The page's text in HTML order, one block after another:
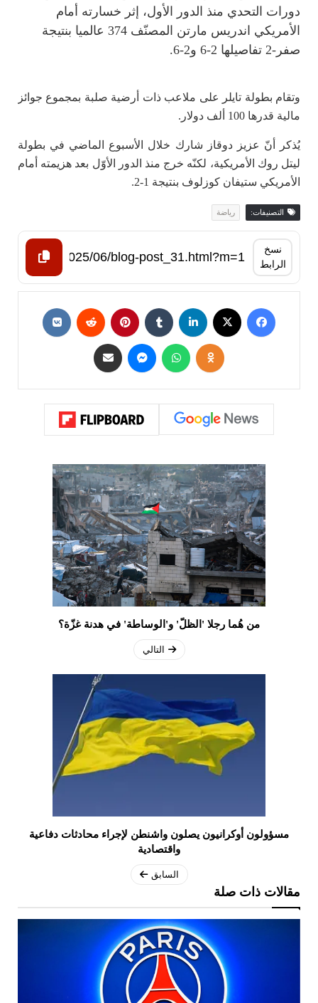
دورات التحدي منذ الدور الأول، إثر خسارته أمام
الأمريكي اندريس مارتن المصنّف 374 عالميا بنتيجة
صفر-2 تفاصيلها 2-6 و2-6.
وتقام بطولة تايلر على ملاعب ذات أرضية صلبة بمجموع جوائز
مالية قدرها 100 ألف دولار.
يُذكر أنّ عزيز دوقاز شارك خلال الأسبوع الماضي في بطولة
ليتل روك الأمريكية، لكنّه خرج منذ الدور الأوّل بعد هزيمته أمام
الأمريكي ستيفان كوزلوف بنتيجة 1-2.
التصنيفات: رياضة
نسخ
الرابط
من هُما رجلا 'الظلّ' و'الوساطة' في هدنة غزّة؟
التالي
مسؤولون أوكرانيون يصلون واشنطن لإجراء محادثات دفاعية
واقتصادية
السابق
مقالات ذات صلة